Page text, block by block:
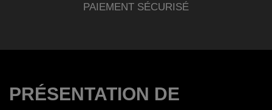
PAIEMENT SÉCURISÉ
PRÉSENTATION DE